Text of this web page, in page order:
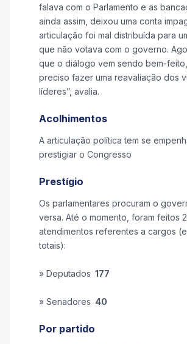
falava com o Parlamento e as
ainda assim, deixou uma conta
articulação foi mal distribuída para
que não votava com o governo.
que o diálogo vem sendo bem-
preciso fazer uma reavaliação dos
líderes”, avalia.
Acolhimentos
A articulação política tem se
prestigiar o Congresso
Prestígio
Os parlamentares procuram o
versa. Até o momento, foram feitos
atendimentos referentes a cargos
totais):
» Deputados 177
» Senadores 40
Por partido